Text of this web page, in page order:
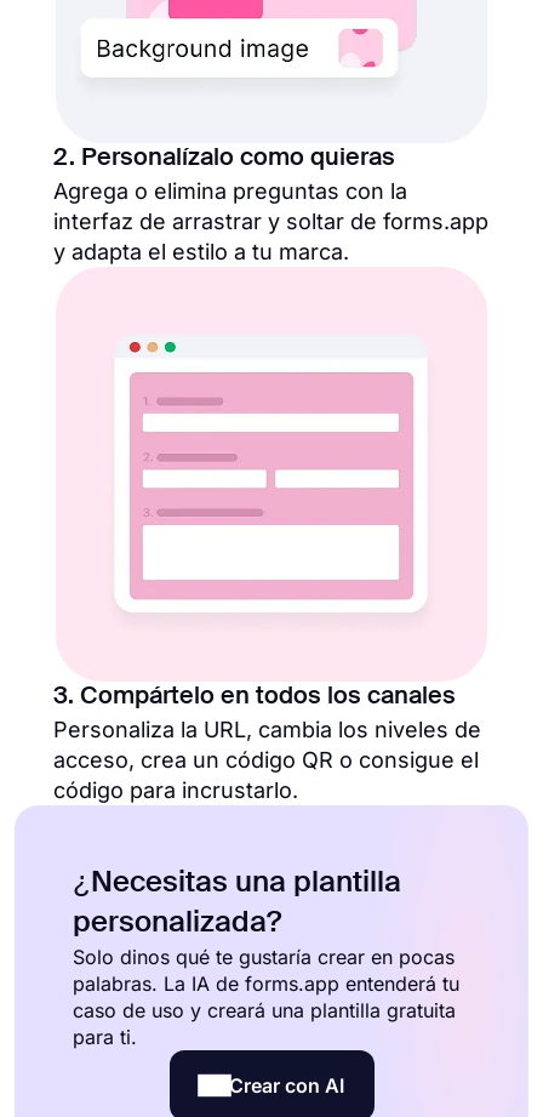
2. Personalízalo como quieras
Agrega o elimina preguntas con la
interfaz de arrastrar y soltar de forms.app
y adapta el estilo a tu marca.
3. Compártelo en todos los canales
Personaliza la URL, cambia los niveles de
acceso, crea un código QR o consigue el
código para incrustarlo.
¿Necesitas una plantilla
personalizada?
Solo dinos qué te gustaría crear en pocas
palabras. La IA de forms.app entenderá tu
caso de uso y creará una plantilla gratuita
para ti.
Crear con AI